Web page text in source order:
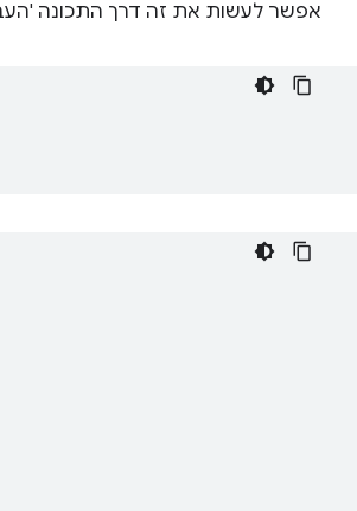
אפשר לעשות את זה דרך התכונה